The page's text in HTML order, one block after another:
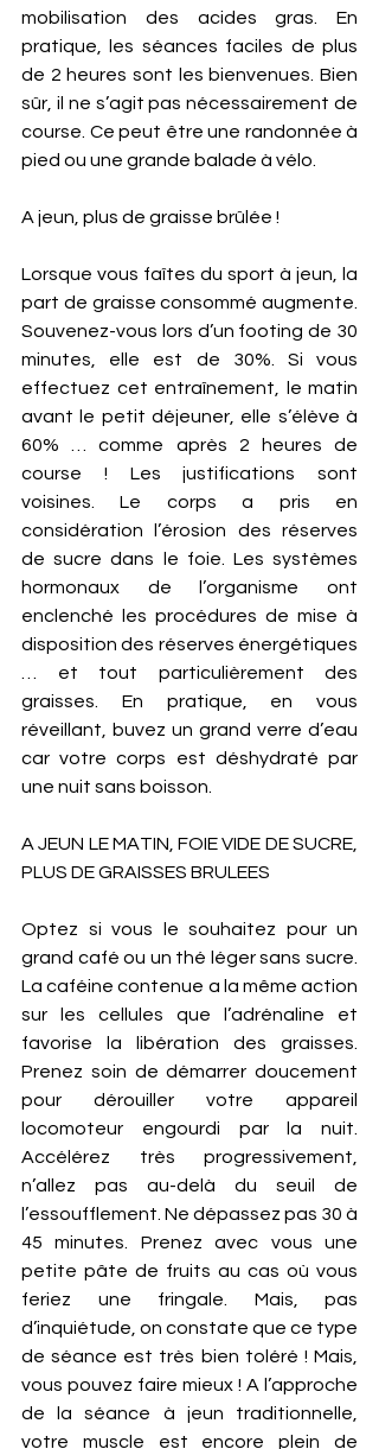
mobilisation des acides gras. En
pratique, les séances faciles de plus
de 2 heures sont les bienvenues. Bien
sûr, il ne s’agit pas nécessairement de
course. Ce peut être une randonnée à
pied ou une grande balade à vélo.
A jeun, plus de graisse brûlée !
Lorsque vous faîtes du sport à jeun, la
part de graisse consommé augmente.
Souvenez-vous lors d’un footing de 30
minutes, elle est de 30%. Si vous
effectuez cet entraînement, le matin
avant le petit déjeuner, elle s’élève à
60% … comme après 2 heures de
course ! Les justifications sont
voisines. Le corps a pris en
considération l’érosion des réserves
de sucre dans le foie. Les systèmes
hormonaux de l’organisme ont
enclenché les procédures de mise à
disposition des réserves énergétiques
… et tout particulièrement des
graisses. En pratique, en vous
réveillant, buvez un grand verre d’eau
car votre corps est déshydraté par
une nuit sans boisson.
A JEUN LE MATIN, FOIE VIDE DE SUCRE,
PLUS DE GRAISSES BRULEES
Optez si vous le souhaitez pour un
grand café ou un thé léger sans sucre.
La caféine contenue a la même action
sur les cellules que l’adrénaline et
favorise la libération des graisses.
Prenez soin de démarrer doucement
pour dérouiller votre appareil
locomoteur engourdi par la nuit.
Accélérez très progressivement,
n’allez pas au-delà du seuil de
l’essoufflement. Ne dépassez pas 30 à
45 minutes. Prenez avec vous une
petite pâte de fruits au cas où vous
feriez une fringale. Mais, pas
d’inquiétude, on constate que ce type
de séance est très bien toléré ! Mais,
vous pouvez faire mieux ! A l’approche
de la séance à jeun traditionnelle,
votre muscle est encore plein de